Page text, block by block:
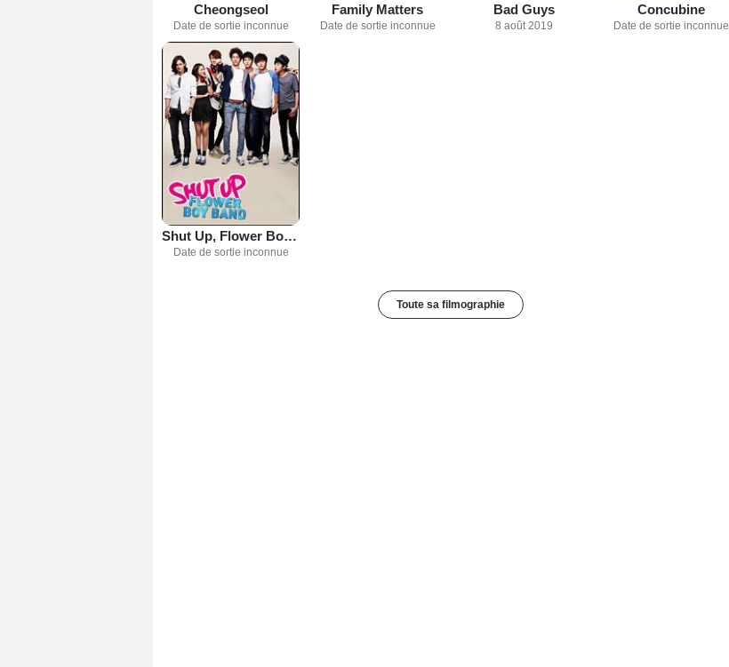
Cheongseol
Date de sortie inconnue
Family Matters
Date de sortie inconnue
Bad Guys
8 août 2019
Concubine
Date de sortie inconnue
Shut Up, Flower Boy Band
Date de sortie inconnue
Toute sa filmographie